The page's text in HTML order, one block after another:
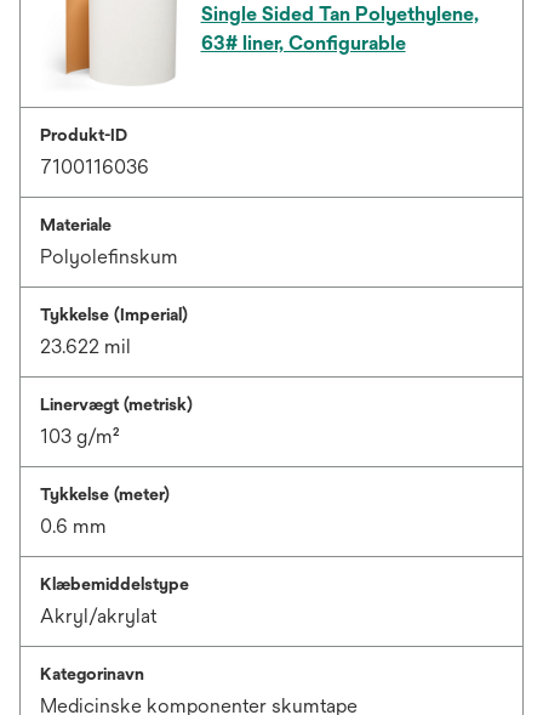
Single Sided Tan Polyethylene,
63# liner, Configurable
Produkt-ID
7100116036
Materiale
Polyolefinskum
Tykkelse (Imperial)
23.622 mil
Linervægt (metrisk)
103 g/m²
Tykkelse (meter)
0.6 mm
Klæbemiddelstype
Akryl/akrylat
Kategorinavn
Medicinske komponenter skumtape